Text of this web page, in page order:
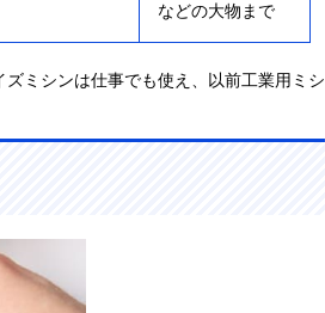
などの大物まで
ズミシンは仕事でも使え、以前工業用ミシ